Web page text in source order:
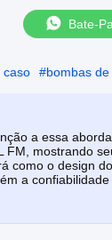
Bate-
caso #bombas
a essa
mostrando
como o design
a